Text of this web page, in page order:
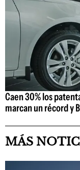
Caen 30% los
marcan un récord y
MÁS